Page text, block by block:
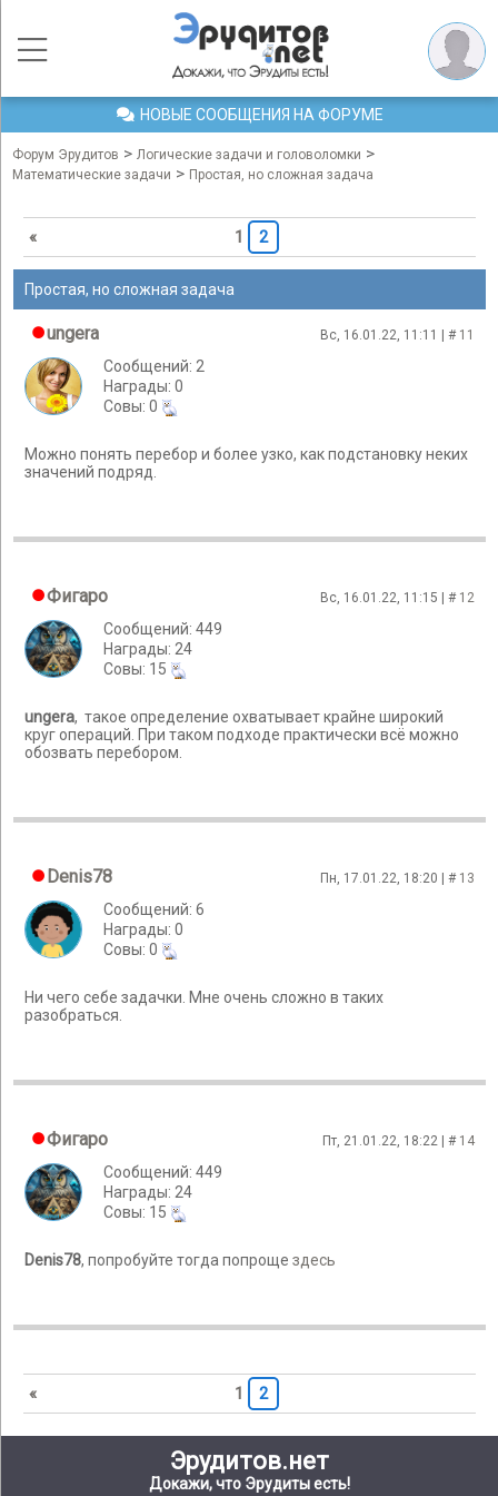
НОВЫЕ СООБЩЕНИЯ НА ФОРУМЕ
Форум Эрудитов > Логические задачи и головоломки >
Математические задачи > Простая, но сложная задача
« 1 2
Простая, но сложная задача
ungera Вс, 16.01.22, 11:11 | # 11
Сообщений: 2
Награды: 0
Cовы: 0
Можно понять перебор и более узко, как подстановку неких
значений подряд.
Фигаро Вс, 16.01.22, 11:15 | # 12
Сообщений: 449
Награды: 24
Cовы: 15
ungera, такое определение охватывает крайне широкий
круг операций. При таком подходе практически всё можно
обозвать перебором.
Denis78 Пн, 17.01.22, 18:20 | # 13
Сообщений: 6
Награды: 0
Cовы: 0
Ни чего себе задачки. Мне очень сложно в таких
разобраться.
Фигаро Пт, 21.01.22, 18:22 | # 14
Сообщений: 449
Награды: 24
Cовы: 15
Denis78, попробуйте тогда попроще здесь
« 1 2
Эрудитов.нет
Докажи, что Эрудиты есть!